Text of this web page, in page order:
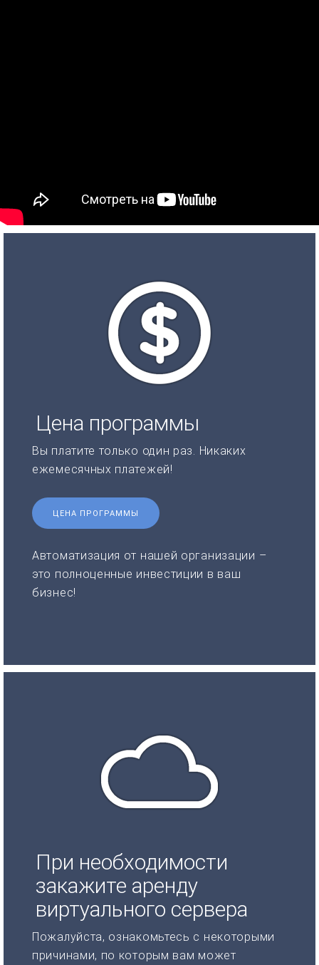
Цена программы
Вы платите только один раз. Никаких
ежемесячных платежей!
ЦЕНА ПРОГРАММЫ
Автоматизация от нашей организации –
это полноценные инвестиции в ваш
бизнес!
При необходимости
закажите аренду
виртуального сервера
Пожалуйста, ознакомьтесь с некоторыми
причинами, по которым вам может